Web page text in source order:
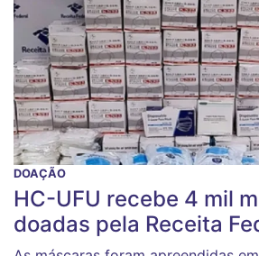
DOAÇÃO
HC-UFU recebe 4 mil
doadas pela Receita